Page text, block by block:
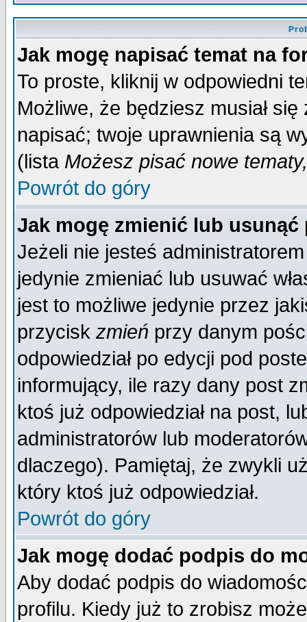
Jak mogę napisać temat na
To proste, kliknij w odpowiedni
Możliwe, że będziesz musiał
napisać; twoje uprawnienia są
(lista Możesz pisać nowe
Powrót do góry
Jak mogę zmienić lub usunąć
Jeżeli nie jesteś
jedynie zmieniać lub usuwać
jest to możliwe jedynie przez
przycisk zmień przy danym
odpowiedział po edycji pod
informujący, ile razy dany post
ktoś już odpowiedział na post,
administratorów lub
dlaczego). Pamiętaj, że zwykli
który ktoś już odpowiedział.
Powrót do góry
Jak mogę dodać podpis do
Aby dodać podpis do
profilu. Kiedy już to zrobisz